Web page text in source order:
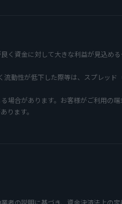
資金に対して大きな利益が見込
動性が低下した際等は、スプレッ
合があります。お客様がご利用の
ります。